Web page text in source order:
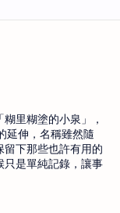
里糊塗的小泉」，
延伸，名稱雖然隨
下那些也許有用的
只是單純記錄，讓事